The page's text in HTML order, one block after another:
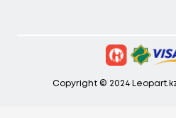
Copyright © 2024